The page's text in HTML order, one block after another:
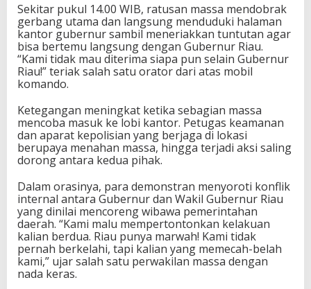
Sekitar pukul 14.00 WIB, ratusan massa mendobrak
gerbang utama dan langsung menduduki halaman
kantor gubernur sambil meneriakkan tuntutan agar
bisa bertemu langsung dengan Gubernur Riau.
“Kami tidak mau diterima siapa pun selain Gubernur
Riau!” teriak salah satu orator dari atas mobil
komando.
Ketegangan meningkat ketika sebagian massa
mencoba masuk ke lobi kantor. Petugas keamanan
dan aparat kepolisian yang berjaga di lokasi
berupaya menahan massa, hingga terjadi aksi saling
dorong antara kedua pihak.
Dalam orasinya, para demonstran menyoroti konflik
internal antara Gubernur dan Wakil Gubernur Riau
yang dinilai mencoreng wibawa pemerintahan
daerah. “Kami malu mempertontonkan kelakuan
kalian berdua. Riau punya marwah! Kami tidak
pernah berkelahi, tapi kalian yang memecah-belah
kami,” ujar salah satu perwakilan massa dengan
nada keras.